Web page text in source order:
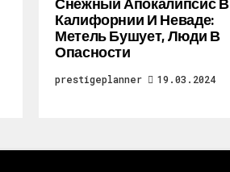
Калифорнии И Неваде:
Метель Бушует, Люди В
Опасности
prestigeplanner 19.03.2024